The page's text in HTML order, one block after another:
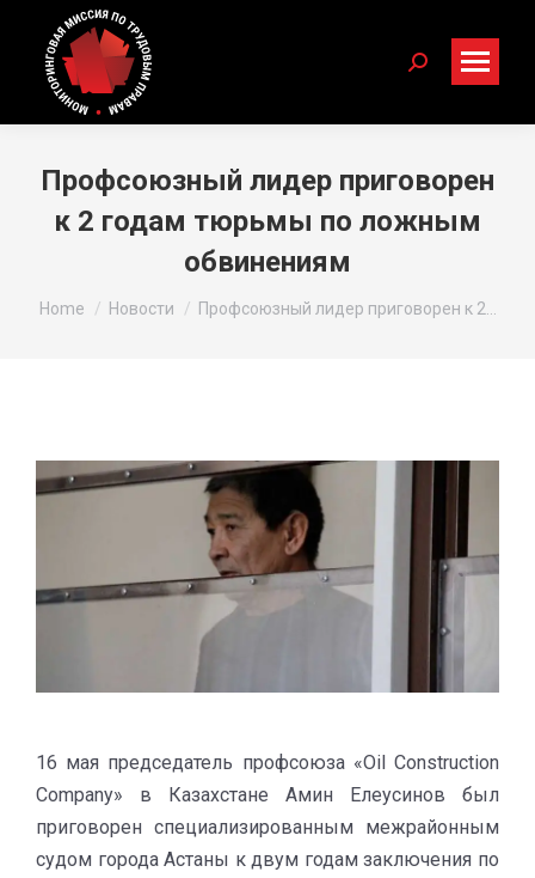
Search:
Профсоюзный лидер приговорен
к 2 годам тюрьмы по ложным
обвинениям
You are here:
Home Новости Профсоюзный лидер приговорен к 2…
16 мая председатель профсоюза «Oil Construction
Company» в Казахстане Амин Елеусинов был
приговорен специализированным межрайонным
судом города Астаны к двум годам заключения по